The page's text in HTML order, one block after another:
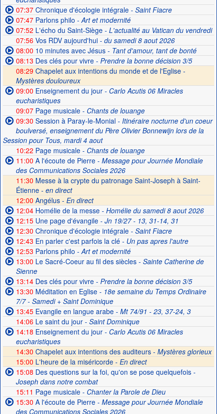
07:37Chronique d'écologie intégrale- Saint Fiacre
07:47Parlons philo - Art et modernité
07:52 L'écho du Saint-Siège- L'actualité au Vatican du vendredi
07:56Vos RDV aujourd'hui- du samedi 8 aout 2026
08:00 10 minutes avec Jésus- Tant d'amour, tant de bonté
08:13 Des clés pour vivre- Prendre la bonne décision 3/5
08:29 Chapelet aux intentions du monde et de l'Eglise -
Mystères douloureux
09:00 Enseignement du jour- Carlo Acutis 06 Miracles
eucharistiques
09:07Page musicale- Chants de louange
09:30 Session à Paray-le-Monial- Itinéraire nocturne d'un coeur
boulversé, enseignement du Père Olivier Bonnewijn lors de la
Session pour Tous, mardi 4 aout
10:22 Page musicale- Chants de louange
11:00 A l'écoute de Pierre- Message pour Journée Mondiale
des Communications Sociales 2026
11:30 Messe à la crypte du patronage Saint-Joseph à Saint-
Étienne - en direct
12:00 Angélus - En direct
12:04Homélie de la messe- Homélie du samedi 8 aout 2026
12:15Une page d'évangile- Jn 19/27 - 13, 31-14, 31
12:30 Chronique d'écologie intégrale- Saint Fiacre
12:43 En parler c'est parfois la clé- Un pas apres l'autre
12:53 Parlons philo - Art et modernité
13:00 Le Sacré-Coeur au fil des siècles- Sainte Catherine de
Sienne
13:14Des clés pour vivre- Prendre la bonne décision 3/5
13:30 Méditation en Eglise- 18e semaine du Temps Ordinaire
7/7 - Samedi + Saint Dominique
13:45Evangile en langue arabe- Mt 74/91 - 23, 37-24, 3
14:06Le saint du jour- Saint Dominique
14:18 Enseignement du jour- Carlo Acutis 06 Miracles
eucharistiques
14:30 Chapelet aux intentions des auditeurs - Mystères glorieux
15:00 L'heure de la miséricorde - En direct
15:08 Des questions sur la foi, qu'on se pose quelquefois-
Joseph dans notre combat
15:11 Page musicale- Chanter la Parole de Dieu
15:30 A l'écoute de Pierre- Message pour Journée Mondiale
des Communications Sociales 2026